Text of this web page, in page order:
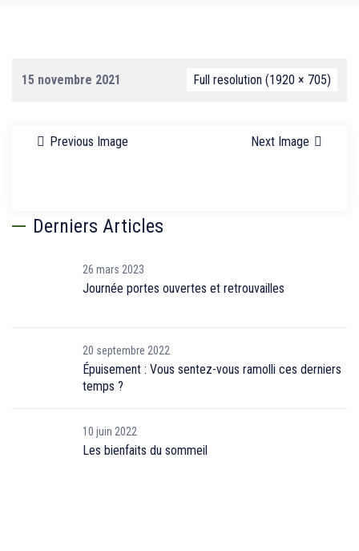
15 novembre 2021 Full resolution (1920 × 705)
Previous Image Next Image
Derniers Articles
26 mars 2023
Journée portes ouvertes et retrouvailles
20 septembre 2022
Épuisement : Vous sentez-vous ramolli ces derniers
temps ?
10 juin 2022
Les bienfaits du sommeil